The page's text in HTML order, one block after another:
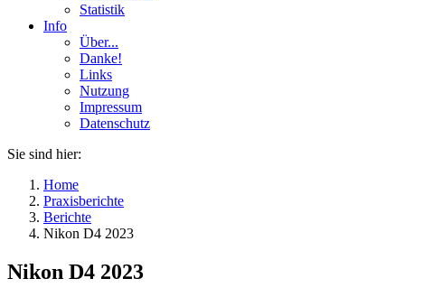
Statistik
Info
Über...
Danke!
Links
Nutzung
Impressum
Datenschutz
Sie sind hier:
Home
Praxisberichte
Berichte
Nikon D4 2023
Nikon D4 2023